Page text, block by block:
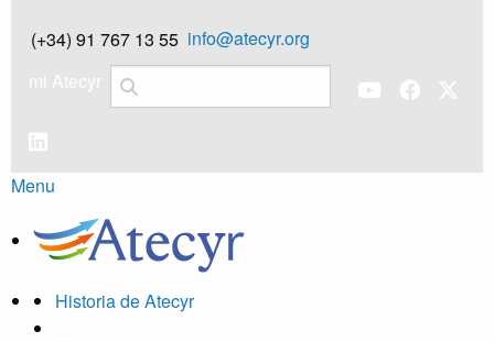
(+34) 91 767 13 55 info@atecyr.org
mi Atecyr
Menu
Historia de Atecyr